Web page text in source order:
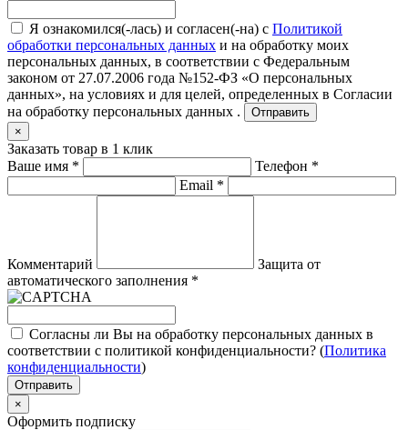
Я ознакомился(-лась) и согласен(-на) с Политикой
обработки персональных данных и на обработку моих
персональных данных, в соответствии с Федеральным
законом от 27.07.2006 года №152-ФЗ «О персональных
данных», на условиях и для целей, определенных в Согласии
на обработку персональных данных .
Отправить
×
Заказать товар в 1 клик
Ваше имя * Телефон *
Email *
Комментарий
Защита от
автоматического заполнения *
Согласны ли Вы на обработку персональных данных в
соответствии с политикой конфиденциальности? (Политика
конфиденциальности)
Отправить
×
Оформить подписку